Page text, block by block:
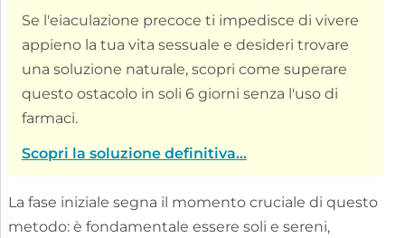
Se l'eiaculazione precoce ti impedisce di vivere
appieno la tua vita sessuale e desideri trovare
una soluzione naturale, scopri come superare
questo ostacolo in soli 6 giorni senza l'uso di
farmaci.
Scopri la soluzione definitiva...
La fase iniziale segna il momento cruciale di questo
metodo: è fondamentale essere soli e sereni,